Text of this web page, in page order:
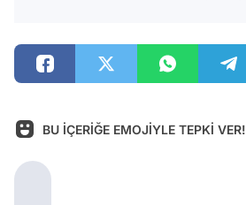
BU İÇERİĞE EMOJİYLE TEPKİ VER!